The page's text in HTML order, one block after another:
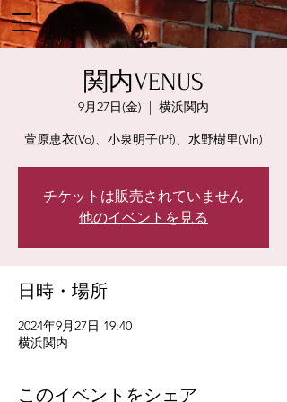
関内VENUS
9月27日(金)
  |
横浜関内
萱原恵衣(Vo)、小泉明子(Pf)、水野樹里(Vln)
チケットは販売されていません
他のイベントを見る
日時・場所
2024年9月27日 19:40
横浜関内
このイベントをシェア